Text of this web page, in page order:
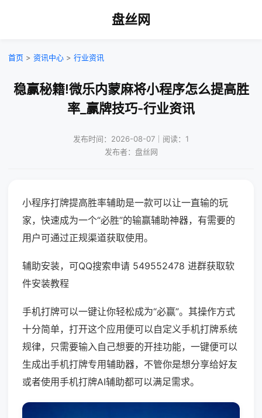
盘丝网
首页 > 资讯中心 > 行业资讯
稳赢秘籍!微乐内蒙麻将小程序怎么提高胜
率_赢牌技巧-行业资讯
发布时间：2026-08-07｜阅读：1
发布者：盘丝网
小程序打牌提高胜率辅助是一款可以让一直输的玩
家，快速成为一个“必胜”的输赢辅助神器，有需要的
用户可通过正规渠道获取使用。
辅助安装，可QQ搜索申请 549552478 进群获取软
件安装教程
手机打牌可以一键让你轻松成为“必赢”。其操作方式
十分简单，打开这个应用便可以自定义手机打牌系统
规律，只需要输入自己想要的开挂功能，一键便可以
生成出手机打牌专用辅助器，不管你是想分享给好友
或者使用手机打牌AI辅助都可以满足需求。